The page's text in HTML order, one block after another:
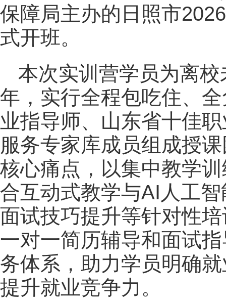
保障局主办的日照市
式开班。
本次实训营学员为离
年，实行全程包吃住、
业指导师、山东省十佳
服务专家库成员组成授
核心痛点，以集中教学
合互动式教学与AI人工
面试技巧提升等针对性
一对一简历辅导和面试
务体系，助力学员明确
提升就业竞争力。